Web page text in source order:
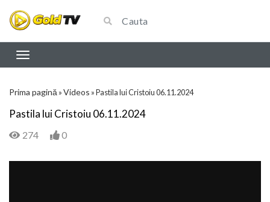
Prima pagină »Videos »Pastila lui Cristoiu 06.11.2024
Pastila lui Cristoiu 06.11.2024
274 0